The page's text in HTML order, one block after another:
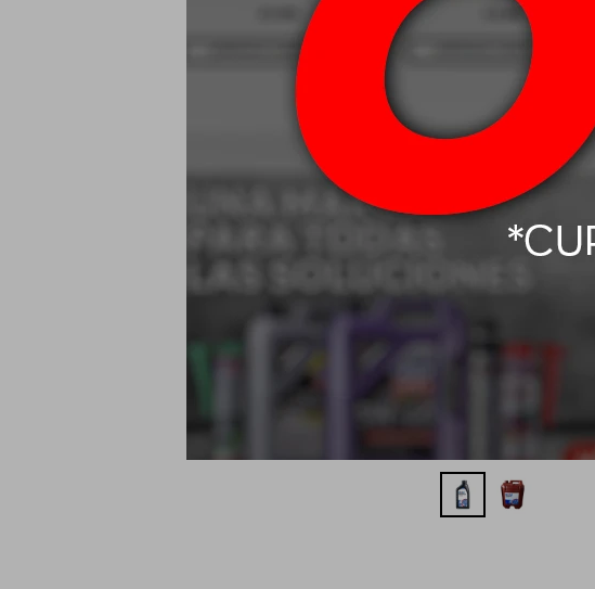
80W90 Mobil M-lube GX - GL4
12,08